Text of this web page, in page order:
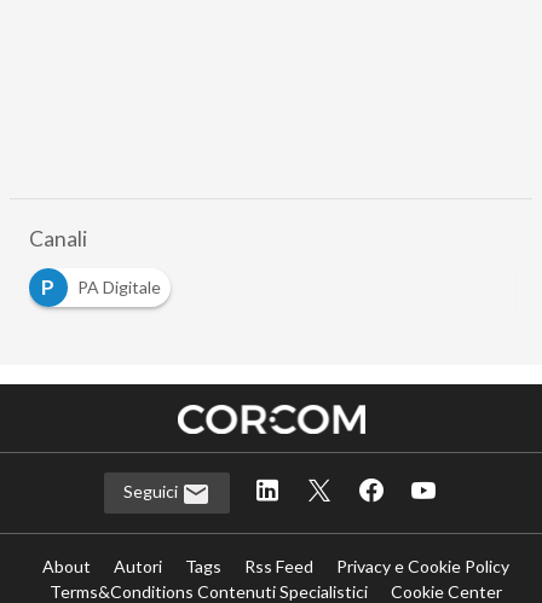
Canali
P
PA Digitale
Seguici
About Autori Tags Rss Feed
Privacy e Cookie Policy
Terms&Conditions Contenuti Specialistici
Cookie Center